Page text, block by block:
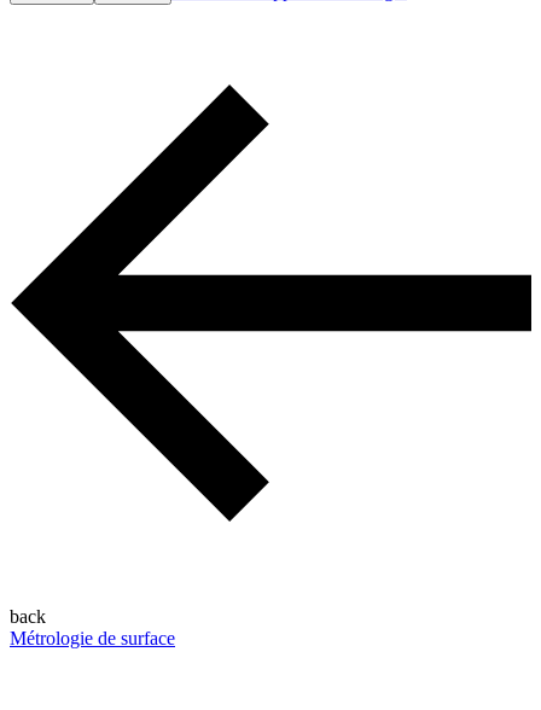
back
Métrologie de surface